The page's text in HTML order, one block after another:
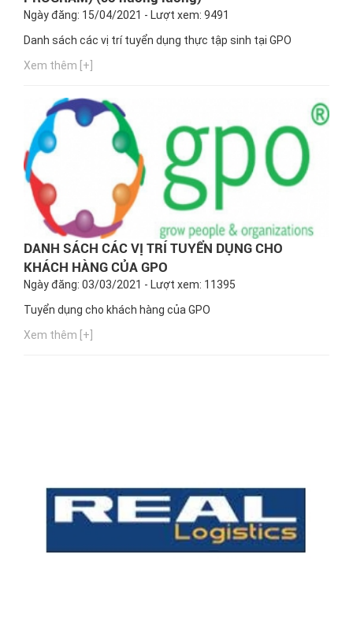
Ngày đăng: 15/04/2021 - Lượt xem: 9491
Danh sách các vị trí tuyển dụng thực tập sinh tại GPO
Xem thêm [+]
DANH SÁCH CÁC VỊ TRÍ TUYỂN DỤNG CHO
KHÁCH HÀNG CỦA GPO
Ngày đăng: 03/03/2021 - Lượt xem: 11395
Tuyển dụng cho khách hàng của GPO
Xem thêm [+]